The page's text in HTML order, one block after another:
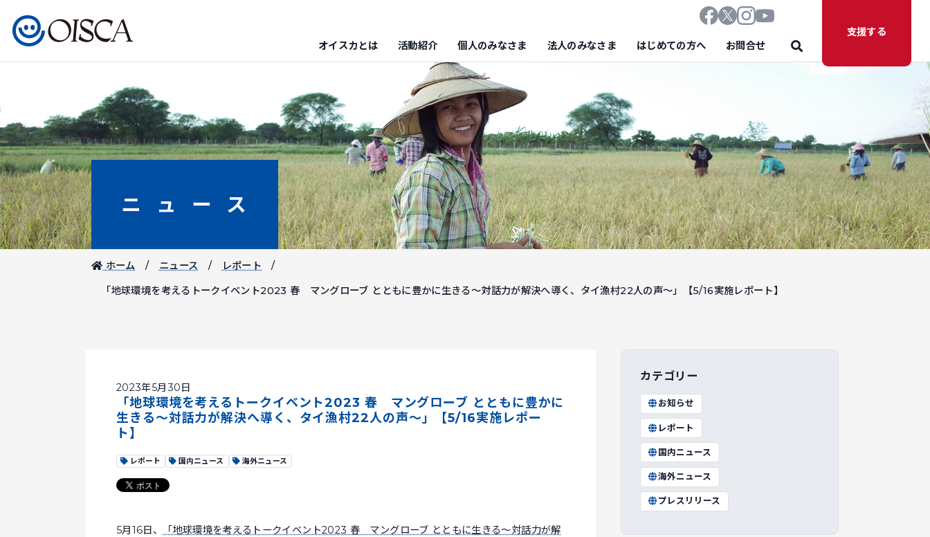
オイスカとは 活動紹介 個人のみなさま 法人のみなさま はじめての方へ お問合せ
支援する
ニュース
ホーム ニュース
レポート
「地球環境を考えるトークイベント2023 春 マングローブ とともに豊かに生きる～対話力が解決へ導く、タイ漁村22人の声～」【5/16実施レポート】
2023年5月30日
「地球環境を考えるトークイベント2023 春 マングローブ とともに豊かに
生きる～対話力が解決へ導く、タイ漁村22人の声～」【5/16実施レポー
ト】
レポート 国内ニュース 海外ニュース
5月16日、
「地球環境を考えるトークイベント2023 春 マングローブ とともに生きる～対話力が解
カテゴリー
お知らせ
レポート
国内ニュース
海外ニュース
プレスリリース